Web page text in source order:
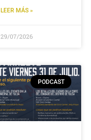
LEER MÁS »
29/07/2026
PODCAST